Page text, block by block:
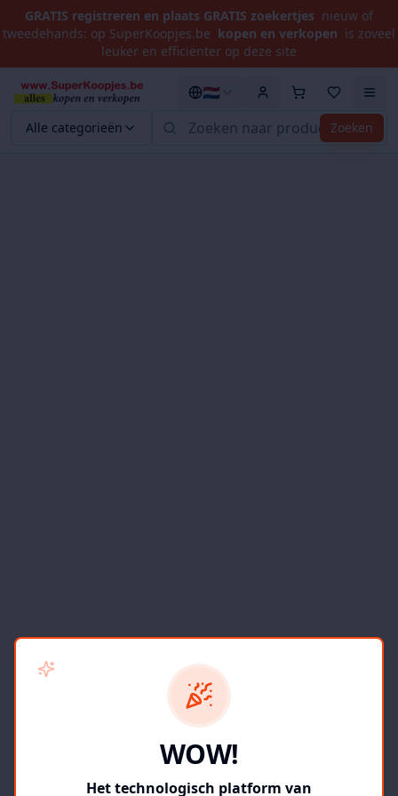
GRATIS registreren en plaats GRATIS zoekertjes nieuw of
tweedehands: op SuperKoopjes.be kopen en verkopen is zoveel
leuker en efficiënter op deze site
Alle categorieën Zoeken
🇳🇱
WOW!
Het technologisch platform van